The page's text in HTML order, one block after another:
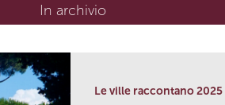
In archivio
Le ville raccontano 2025